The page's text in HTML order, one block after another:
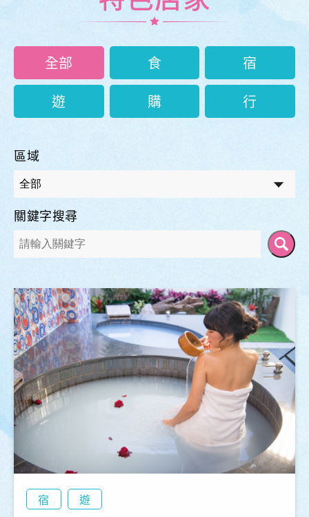
全部 食
宿
遊
購 行
區域
關鍵字搜尋
宿 遊